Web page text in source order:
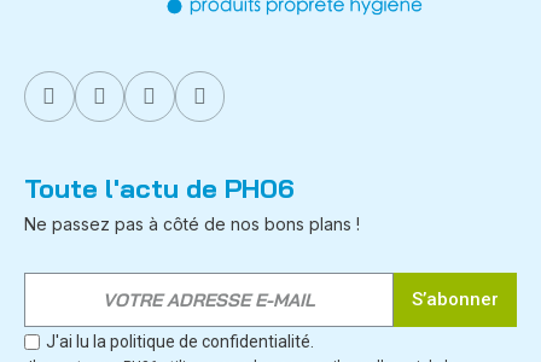
Toute l'actu de PH06
Ne passez pas à côté de nos bons plans !
S’abonner
J'ai lu la politique de confidentialité.